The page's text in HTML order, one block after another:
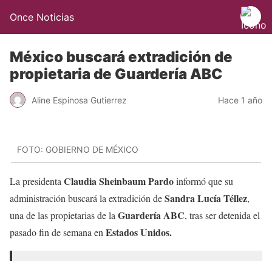
Once Noticias
México buscará extradición de
propietaria de Guardería ABC
Aline Espinosa Gutierrez Hace 1 año
FOTO: GOBIERNO DE MÉXICO
La presidenta Claudia Sheinbaum Pardoinformó que su
administración buscará la extradición deSandra Lucía Téllez,
una de las propietarias de la Guardería ABC, tras ser detenida el
pasado fin de semana en Estados Unidos.